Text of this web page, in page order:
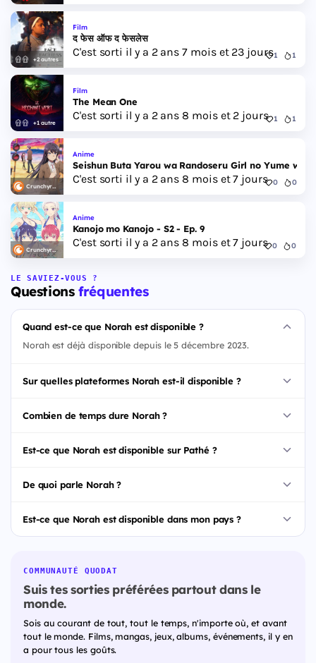
+2 autres
Film
द फेस ऑफ द फेसलेस
C'est sorti il y a 2 ans 7 mois et 23 jours1 1
+1 autre
Film
The Mean One
C'est sorti il y a 2 ans 8 mois et 2 jours 1 1
Crunchyroll
Anime
Seishun Buta Yarou wa Randoseru Girl no Yume wo
C'est sorti il y a 2 ans 8 mois et 7 jours 0 0
Crunchyroll
Anime
Kanojo mo Kanojo - S2 - Ep. 9
C'est sorti il y a 2 ans 8 mois et 7 jours 0 0
LE SAVIEZ-VOUS ?
Questionsfréquentes
Quand est-ce que Norah est disponible ?
Norah est déjà disponible depuis le 5 décembre 2023.
Sur quelles plateformes Norah est-il disponible ?
Combien de temps dure Norah ?
Est-ce que Norah est disponible sur Pathé ?
De quoi parle Norah ?
Est-ce que Norah est disponible dans mon pays ?
COMMUNAUTÉ QUODAT
Suis tes sorties préférées partout dans le
monde.
Sois au courant de tout, tout le temps, n'importe où, et avant
tout le monde. Films, mangas, jeux, albums, événements, il y en
a pour tous les goûts.